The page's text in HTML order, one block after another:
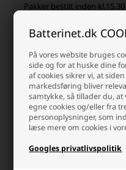
Batterinet.dk
På vores website bruges
side og for at huske dine
af cookies sikrer vi, at
markedsføring bliver
samtykke, så tillader du,
egne cookies og/eller fra
personoplysninger, som
læse mere om cookies i
Googles privatlivspolitik
Pakker bestilt inden kl.15.30
sendes samme dag.
Høj kundetilfredshed
Vi værdsætter en god
kan mærkes!